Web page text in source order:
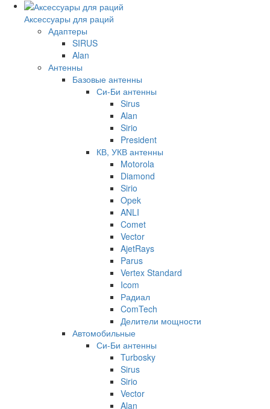
Аксессуары для раций
Адаптеры
SIRUS
Alan
Антенны
Базовые антенны
Си-Би антенны
Sirus
Alan
Sirio
President
КВ, УКВ антенны
Motorola
Diamond
Sirio
Opek
ANLI
Comet
Vector
AjetRays
Parus
Vertex Standard
Icom
Радиал
ComTech
Делители мощности
Автомобильные
Си-Би антенны
Turbosky
Sirus
Sirio
Vector
Alan